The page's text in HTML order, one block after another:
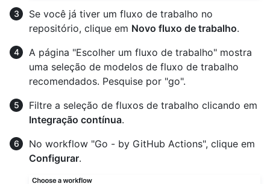
Se você já tiver um fluxo de trabalho no
repositório, clique em Novo fluxo de trabalho.
A página "Escolher um fluxo de trabalho" mostra
uma seleção de modelos de fluxo de trabalho
recomendados. Pesquise por "go".
Filtre a seleção de fluxos de trabalho clicando em
Integração contínua.
No workflow "Go - by GitHub Actions", clique em
Configurar.